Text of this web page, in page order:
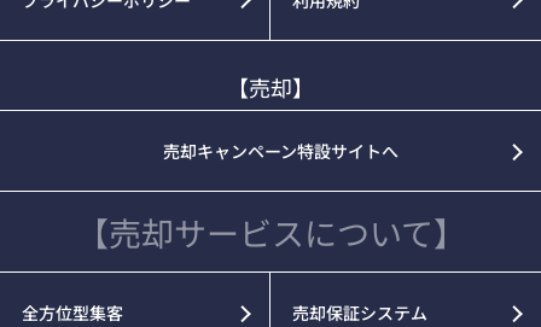
【売却】
売却キャンペーン特設サイトへ
【売却サービスについて】
全方位型集客 売却保証システム